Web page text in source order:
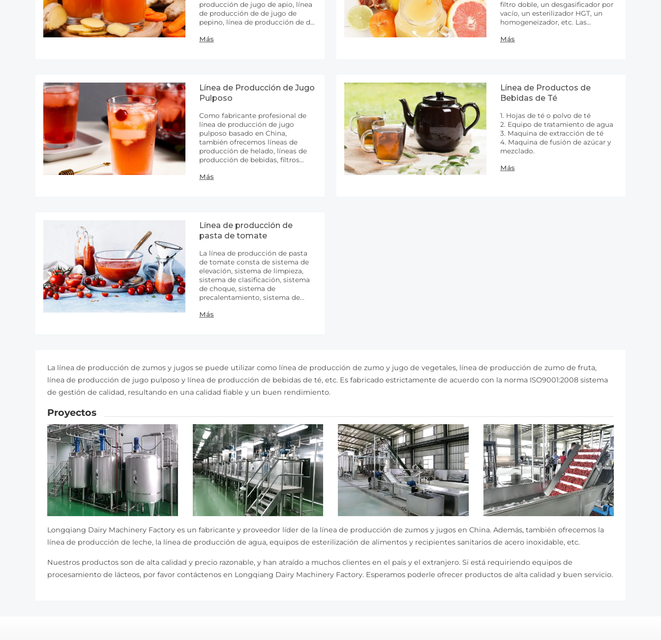
producción de jugo de apio, línea
de producción de de jugo de
pepino, línea de producción de de
producción de de jugo de tomate,
Más
filtro doble, un desgasificador por
vacío, un esterilizador HGT, un
homogeneizador, etc. Las
de fruta o jugos concentrados.
Más
Línea de Producción de Jugo
Pulposo
Como fabricante profesional de
línea de producción de jugo
pulposo basado en China,
también ofrecemos líneas de
producción de helado, líneas de
producción de bebidas, filtros
efectos, calderas con camisa
Más
Línea de Productos de
Bebidas de Té
1. Hojas de té o polvo de té
2. Equipo de tratamiento de agua
3. Maquina de extracción de té
4. Maquina de fusión de azúcar y
mezclado.
Más
Línea de producción de
pasta de tomate
La línea de producción de pasta
de tomate consta de sistema de
elevación, sistema de limpieza,
sistema de clasificación, sistema
de choque, sistema de
precalentamiento, sistema de
concentración de vacío, sistema
Más
La línea de producción de zumos y jugos se puede utilizar como línea de producción de zumo y jugo de vegetales, línea de producción de zumo de fruta,
línea de producción de jugo pulposo y línea de producción de bebidas de té, etc. Es fabricado estrictamente de acuerdo con la norma ISO9001:2008 sistema
de gestión de calidad, resultando en una calidad fiable y un buen rendimiento.
Proyectos
Longqiang Dairy Machinery Factory es un fabricante y proveedor líder de la línea de producción de zumos y jugos en China. Además, también ofrecemos la
línea de producción de leche, la línea de producción de agua, equipos de esterilización de alimentos y recipientes sanitarios de acero inoxidable, etc.
Nuestros productos son de alta calidad y precio razonable, y han atraído a muchos clientes en el país y el extranjero. Si está requiriendo equipos de
procesamiento de lácteos, por favor contáctenos en Longqiang Dairy Machinery Factory. Esperamos poderle ofrecer productos de alta calidad y buen servicio.